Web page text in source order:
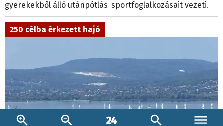
Huszty Dániel irányítja a magyar válogatottat
a socca-világbajnokságon
Minden idők legnagyobb tornája.
Várják a jelentkezőket